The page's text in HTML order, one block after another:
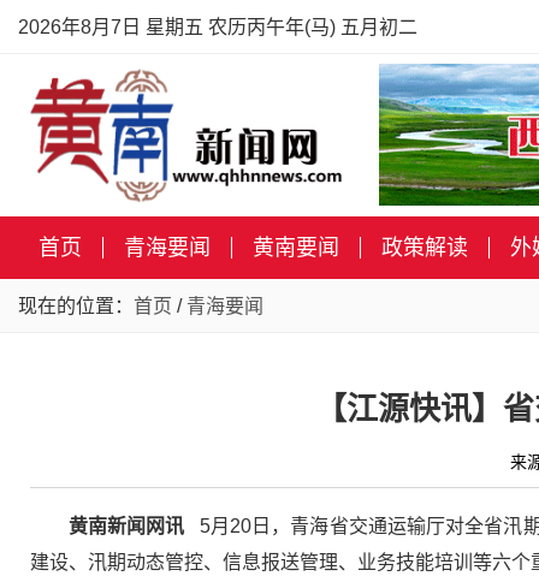
2026年8月7日 星期五 农历丙午年(马) 五月初二
首页 青海要闻 黄南要闻 政策解读 外
现在的位置： 首页 / 青海要闻
【江源快讯】
来
黄南新闻网讯
5月20日，青海省交通运输厅对全省汛
建设、汛期动态管控、信息报送管理、业务技能培训等六